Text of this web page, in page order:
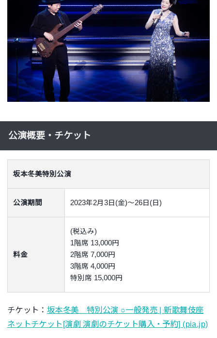
公演概要・チケット
坂本冬美特別公演
公演期間 2023年2月3日(金)～26日(日)
料金
(税込み)
1階席 13,000円
2階席 7,000円
3階席 4,000円
特別席 15,000円
チケット： 坂本冬美 特別公演 ○一般発売 | 新歌舞伎座
ネットチケット[演劇 演劇のチケット購入・予約] (pia.jp)